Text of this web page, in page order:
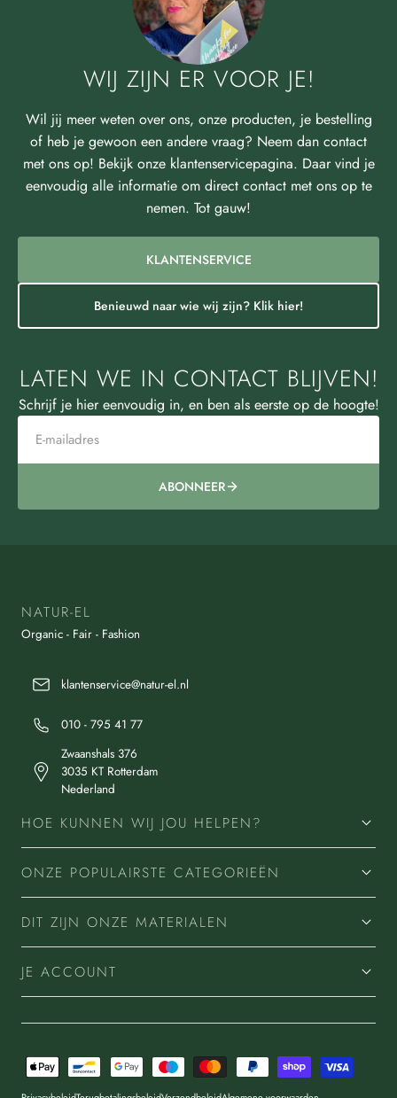
WIJ ZIJN ER VOOR JE!
Wil jij meer weten over ons, onze producten, je bestelling
of heb je gewoon een andere vraag? Neem dan contact
met ons op! Bekijk onze klantenservicepagina. Daar vind je
eenvoudig alle informatie om direct contact met ons op te
nemen. Tot gauw!
KLANTENSERVICE
Benieuwd naar wie wij zijn? Klik hier!
LATEN WE IN CONTACT BLIJVEN!
Schrijf je hier eenvoudig in, en ben als eerste op de hoogte!
ABONNEER
NATUR-EL
Organic - Fair - Fashion
klantenservice@natur-el.nl
010 - 795 41 77
Zwaanshals 376
3035 KT Rotterdam
Nederland
HOE KUNNEN WIJ JOU HELPEN?
ONZE POPULAIRSTE CATEGORIEËN
DIT ZIJN ONZE MATERIALEN
JE ACCOUNT
Betaalmethoden